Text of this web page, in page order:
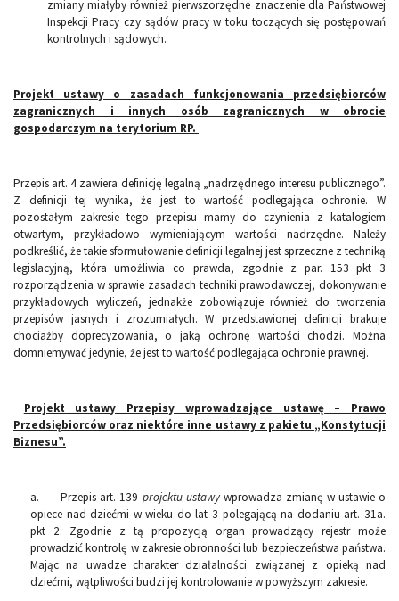
zmiany miałyby również pierwszorzędne znaczenie dla Państwowej
Inspekcji Pracy czy sądów pracy w toku toczących się postępowań
kontrolnych i sądowych.
Projekt ustawy o zasadach funkcjonowania przedsiębiorców
zagranicznych i innych osób zagranicznych w obrocie
gospodarczym na terytorium RP.
Przepis art. 4 zawiera definicję legalną „nadrzędnego interesu publicznego”.
Z definicji tej wynika, że jest to wartość podlegająca ochronie. W
pozostałym zakresie tego przepisu mamy do czynienia z katalogiem
otwartym, przykładowo wymieniającym wartości nadrzędne. Należy
podkreślić, że takie sformułowanie definicji legalnej jest sprzeczne z techniką
legislacyjną, która umożliwia co prawda, zgodnie z par. 153 pkt 3
rozporządzenia w sprawie zasadach techniki prawodawczej, dokonywanie
przykładowych wyliczeń, jednakże zobowiązuje również do tworzenia
przepisów jasnych i zrozumiałych. W przedstawionej definicji brakuje
chociażby doprecyzowania, o jaką ochronę wartości chodzi. Można
domniemywać jedynie, że jest to wartość podlegająca ochronie prawnej.
Projekt ustawy Przepisy wprowadzające ustawę – Prawo
Przedsiębiorców oraz niektóre inne ustawy z pakietu „Konstytucji
Biznesu”.
a. Przepis art. 139 projektu ustawywprowadza zmianę w ustawie o
opiece nad dziećmi w wieku do lat 3 polegającą na dodaniu art. 31a.
pkt 2. Zgodnie z tą propozycją organ prowadzący rejestr może
prowadzić kontrolę w zakresie obronności lub bezpieczeństwa państwa.
Mając na uwadze charakter działalności związanej z opieką nad
dziećmi, wątpliwości budzi jej kontrolowanie w powyższym zakresie.